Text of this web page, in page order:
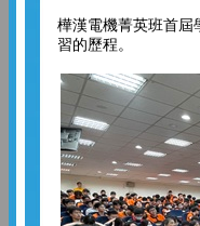
樺漢電機菁英班首屆
習的歷程。